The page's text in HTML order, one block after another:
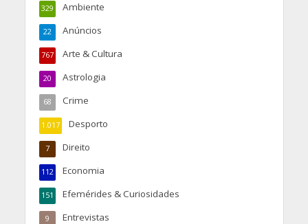
Ambiente
329
Anúncios
22
Arte & Cultura
767
Astrologia
20
Crime
68
Desporto
1.017
Direito
7
Economia
112
Efemérides & Curiosidades
151
Entrevistas
9